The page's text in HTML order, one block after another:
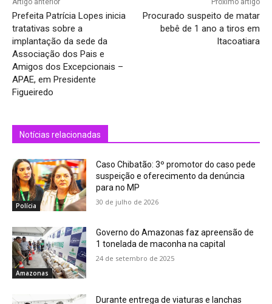
Artigo anterior
Prefeita Patrícia Lopes inicia
tratativas sobre a
implantação da sede da
Associação dos Pais e
Amigos dos Excepcionais –
APAE, em Presidente
Figueiredo
Próximo artigo
Procurado suspeito de matar
bebê de 1 ano a tiros em
Itacoatiara
Notícias relacionadas
Polícia
Caso Chibatão: 3º promotor do caso pede
suspeição e oferecimento da denúncia
para no MP
30 de julho de 2026
Amazonas
Governo do Amazonas faz apreensão de
1 tonelada de maconha na capital
24 de setembro de 2025
Durante entrega de viaturas e lanchas